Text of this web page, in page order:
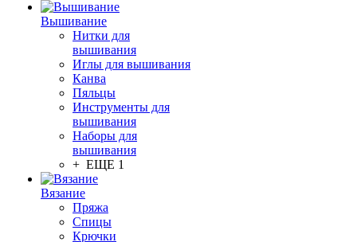
Вышивание
Нитки для
вышивания
Иглы для вышивания
Канва
Пяльцы
Инструменты для
вышивания
Наборы для
вышивания
+ ЕЩЕ 1
Вязание
Пряжа
Спицы
Крючки